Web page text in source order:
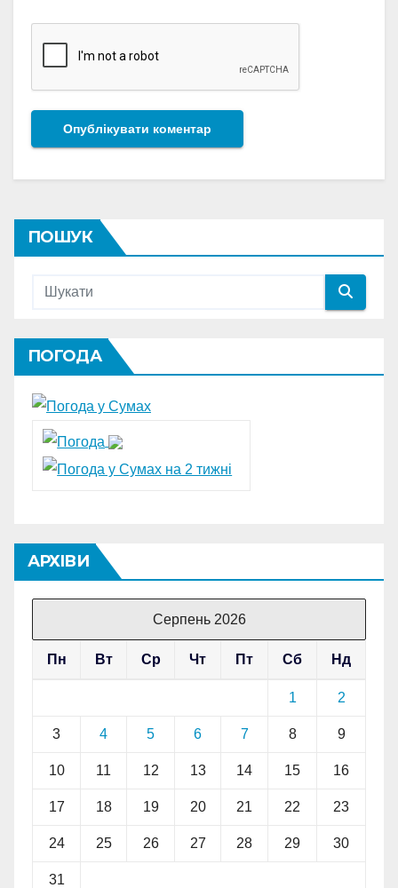
ПОШУК
ПОГОДА
АРХІВИ
Серпень 2026
Пн Вт Ср Чт Пт Сб Нд
1 2
3 4 5 6 7 8 9
10 11 12 13 14 15 16
17 18 19 20 21 22 23
24 25 26 27 28 29 30
31